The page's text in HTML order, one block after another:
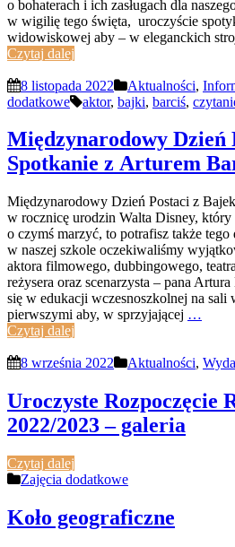
o bohaterach i ich zasługach dla
w wigilię tego święta, uroczyście
widowiskowej aby – w eleganckich
Czytaj dalej
8 listopada 2022 Aktualności,
dodatkowe
aktor, bajki, barciś,
Międzynarodowy Dzień
Spotkanie z Arturem
Międzynarodowy Dzień Postaci z
w rocznicę urodzin Walta Disney, który
o czymś marzyć, to potrafisz także tego
w naszej szkole oczekiwaliśmy
aktora filmowego, dubbingowego,
reżysera oraz scenarzysta – pana
się w edukacji wczesnoszkolnej na
pierwszymi aby, w sprzyjającej …
Czytaj dalej
8 września 2022 Aktualności,
Uroczyste Rozpoczęcie
2022/2023 – galeria
Czytaj dalej
Zajęcia dodatkowe
Koło geograficzne